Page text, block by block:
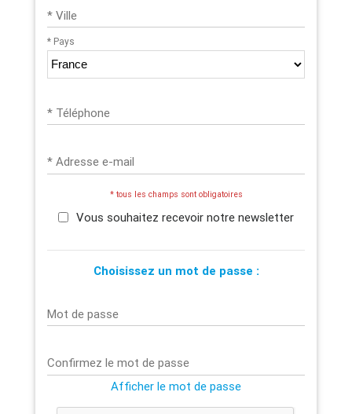
* Ville
* Pays
* Téléphone
* Adresse e-mail
* tous les champs sont obligatoires
Vous souhaitez recevoir notre newsletter
Choisissez un mot de passe :
Mot de passe
Confirmez le mot de passe
Afficher le mot de passe